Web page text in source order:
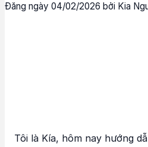
Đăng ngày 04/02/2026 bởi Kia
Tôi là Kía, hôm nay hướng